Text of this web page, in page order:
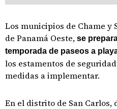
Los municipios de Chame y
de Panamá Oeste, se
temporada de paseos a
los estamentos de
medidas a implementar.
En el distrito de San Carlos,